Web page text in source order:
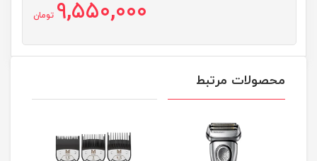
9,550,000 تومان
محصولات مرتبط